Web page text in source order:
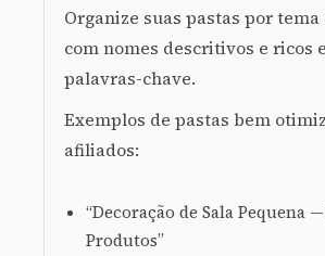
Organize suas pastas por
com nomes descritivos e ricos
palavras-chave.
Exemplos de pastas bem
afiliados:
“Decoração de Sala Pequena
Produtos”